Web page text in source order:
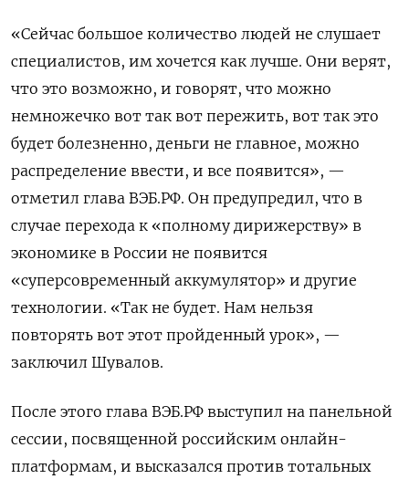
«Сейчас большое количество людей не слушает
специалистов, им хочется как лучше. Они верят,
что это возможно, и говорят, что можно
немножечко вот так вот пережить, вот так это
будет болезненно, деньги не главное, можно
распределение ввести, и все появится», —
отметил глава ВЭБ.РФ. Он предупредил, что в
случае перехода к «полному дирижерству» в
экономике в России не появится
«суперсовременный аккумулятор» и другие
технологии. «Так не будет. Нам нельзя
повторять вот этот пройденный урок», —
заключил Шувалов.
После этого глава ВЭБ.РФ выступил на панельной
сессии, посвященной российским онлайн-
платформам, и высказался против тотальных